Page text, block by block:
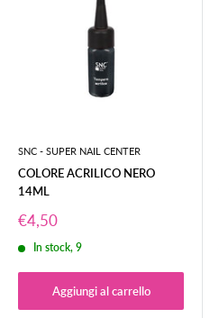
SNC - SUPER NAIL CENTER
COLORE ACRILICO NERO
14ML
Prezzo
scontato
€4,50
In stock, 9
Aggiungi al carrello